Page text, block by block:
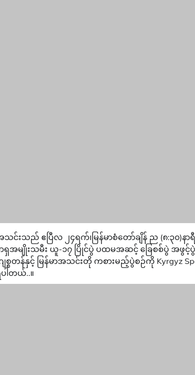
င်းသည် ဧပြီလ ၂၄ရက်၊မြန်မာစံတော်ချိန် ည (၈:၃၀)နာ
ာရှအမျိုးသမီး ယူ-၁၇ ပြိုင်ပွဲ ပထမအဆင့် ခြေစစ်ပွဲ အဖွင့်
စ္စတန်နှင့် မြန်မာအသင်းတို ကစားမည့်ပွဲစဉ်ကို Kyrgyz
ါတယ်..။